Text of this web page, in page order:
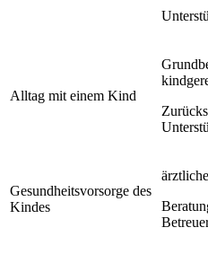
Alltag mit einem Kind
Gesundheitsvorsorge des
Kindes